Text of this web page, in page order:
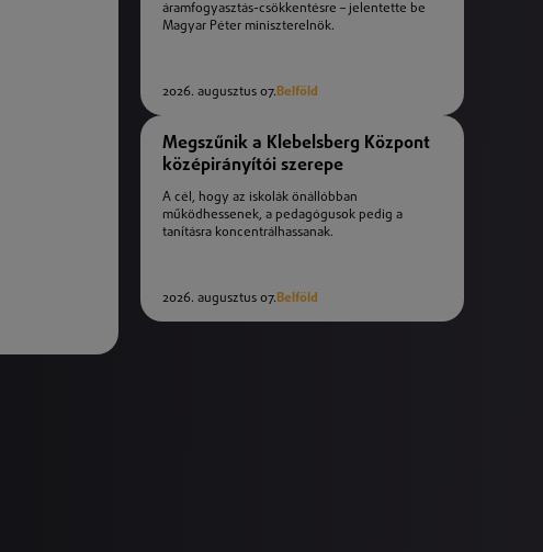
áramfogyasztás-csökkentésre – jelentette be
Magyar Péter miniszterelnök.
2026. augusztus 07.Belföld
Megszűnik a Klebelsberg Központ
középirányítói szerepe
A cél, hogy az iskolák önállóbban
működhessenek, a pedagógusok pedig a
tanításra koncentrálhassanak.
2026. augusztus 07.Belföld